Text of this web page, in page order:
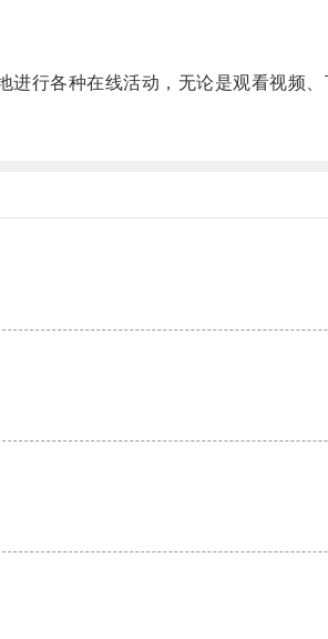
各种在线活动，无论是观看视频、